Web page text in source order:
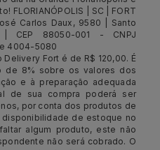
FLORIANÓPOLIS | SC | FORT
Carlos Daux, 9580 | Santo
CEP 88050-001 - CNPJ
4004-5080
Fort é de R$ 120,00. É
de 8% sobre os valores dos
e à preparação adequada
de sua compra poderá ser
por conta dos produtos de
disponibilidade de estoque no
algum produto, este não
não será cobrado. O